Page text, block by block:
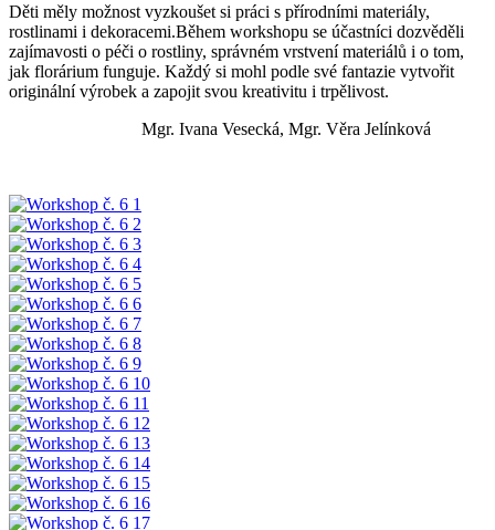
Děti měly možnost vyzkoušet si práci s přírodními materiály,
rostlinami i dekoracemi.Během workshopu se účastníci dozvěděli
zajímavosti o péči o rostliny, správném vrstvení materiálů i o tom,
jak florárium funguje. Každý si mohl podle své fantazie vytvořit
originální výrobek a zapojit svou kreativitu i trpělivost.
Mgr. Ivana Vesecká, Mgr. Věra Jelínková